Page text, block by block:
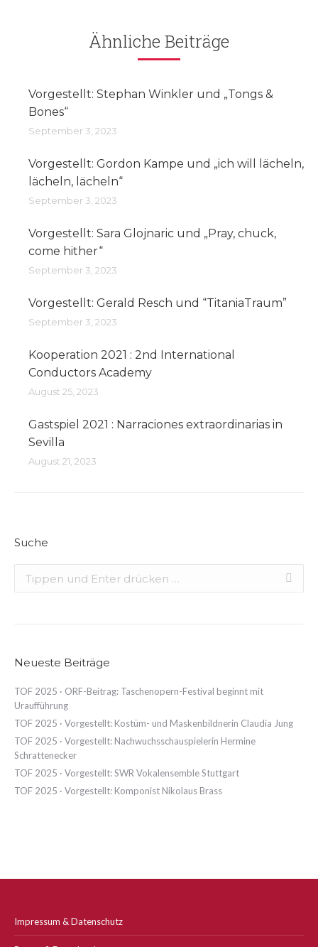
Ähnliche Beiträge
Vorgestellt: Stephan Winkler und „Tongs &
Bones“
September 3, 2023
Vorgestellt: Gordon Kampe und „ich will lächeln,
lächeln, lächeln“
September 3, 2023
Vorgestellt: Sara Glojnaric und „Pray, chuck,
come hither“
September 3, 2023
Vorgestellt: Gerald Resch und “TitaniaTraum”
September 3, 2023
Kooperation 2021 : 2nd International
Conductors Academy
August 25, 2023
Gastspiel 2021 : Narraciones extraordinarias in
Sevilla
August 21, 2023
Suche
Neueste Beiträge
TOF 2025 · ORF-Beitrag: Taschenopern-Festival beginnt mit
Uraufführung
TOF 2025 · Vorgestellt: Kostüm- und Maskenbildnerin Claudia Jung
TOF 2025 · Vorgestellt: Nachwuchsschauspielerin Hermine
Schrattenecker
TOF 2025 · Vorgestellt: SWR Vokalensemble Stuttgart
TOF 2025 · Vorgestellt: Komponist Nikolaus Brass
Impressum & Datenschutz